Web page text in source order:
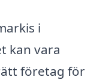
i
kan vara
företag för